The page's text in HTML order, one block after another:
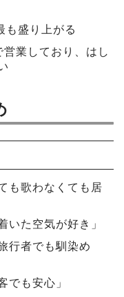
も盛り上がる
営業しており、はし
も歌わなくても居
いた空気が好き」
行者でも馴染め
でも安心」